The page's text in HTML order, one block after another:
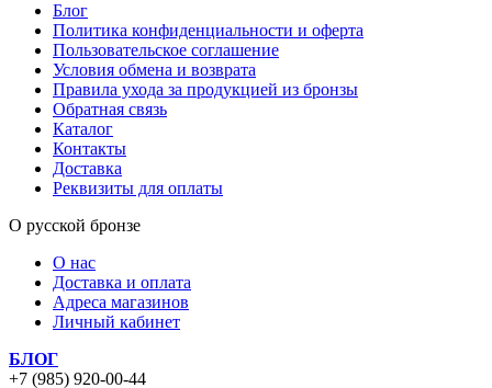
Блог
Политика конфиденциальности и оферта
Пользовательское соглашение
Условия обмена и возврата
Правила ухода за продукцией из бронзы
Обратная связь
Каталог
Контакты
Доставка
Реквизиты для оплаты
О русской бронзе
О нас
Доставка и оплата
Адреса магазинов
Личный кабинет
БЛОГ
+7 (985) 920-00-44